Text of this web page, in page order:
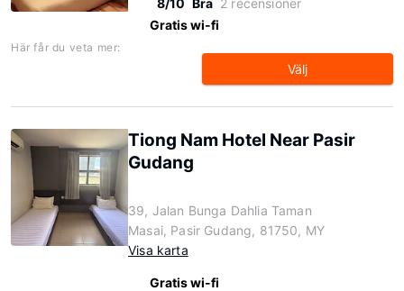
8/10 Bra 2 recensioner
Gratis wi-fi
Här får du veta mer:
Välj
Tiong Nam Hotel Near Pasir
Gudang
39, Jalan Bunga Dahlia Taman
Masai, Pasir Gudang, 81750, MY
Visa karta
Gratis wi-fi